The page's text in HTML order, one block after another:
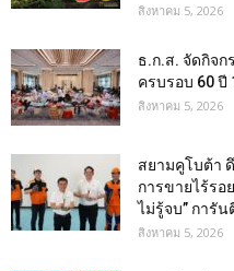
สิงหาคม 5, 2026
ธ.ก.ส. จัดกิจก
ครบรอบ 60
สิงหาคม 5, 2026
สยามคูโบต้า
การขายไร้รอ
ไม่รู้จบ” การั
สิงหาคม 5, 2026